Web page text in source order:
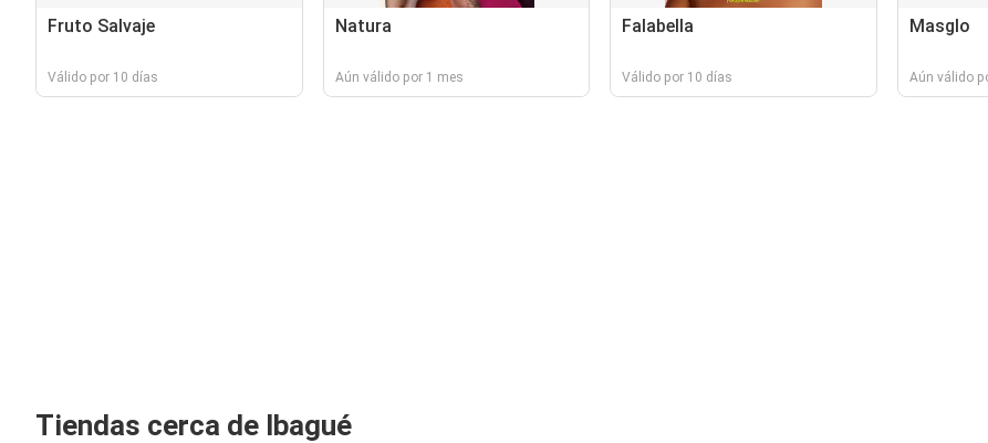
Fruto Salvaje
Válido por 10 días
Natura
Aún válido por 1 mes
Falabella
Válido por 10 días
Masglo
Aún válido
Tiendas cerca de Ibagué